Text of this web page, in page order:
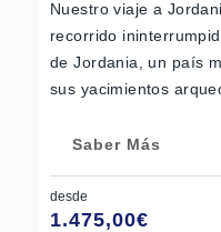
Nuestro viaje a
recorrido
de Jordania, un país
sus yacimientos
Saber Más
desde
1.475,00€